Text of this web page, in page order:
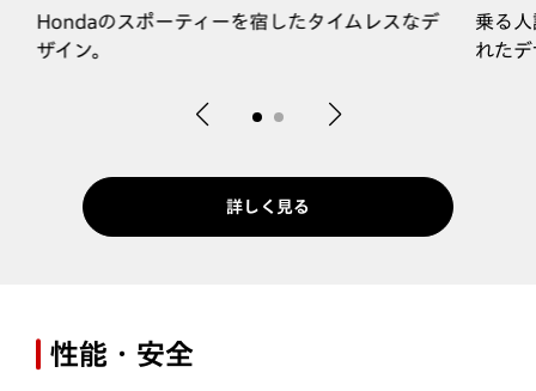
Hondaのスポーティーを宿したタイムレスなデ
ザイン。
乗る
れた
詳しく見る
性能・安全